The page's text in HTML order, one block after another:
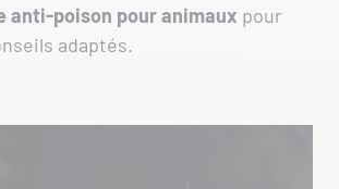
anti-poison pour animaux pour
adaptés.